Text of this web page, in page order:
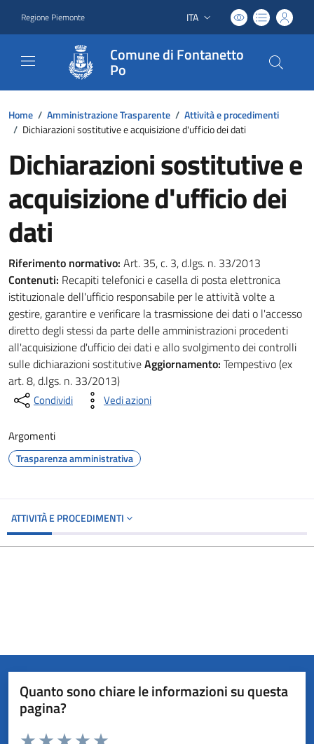
Regione Piemonte Lingua attiva:
ITA
Comune di Fontanetto
Po
Home / Amministrazione Trasparente / Attività e procedimenti
/ Dichiarazioni sostitutive e acquisizione d'ufficio dei dati
Dichiarazioni sostitutive e
acquisizione d'ufficio dei
dati
Riferimento normativo: Art. 35, c. 3, d.lgs. n. 33/2013
Contenuti: Recapiti telefonici e casella di posta elettronica
istituzionale dell'ufficio responsabile per le attività volte a
gestire, garantire e verificare la trasmissione dei dati o l'accesso
diretto degli stessi da parte delle amministrazioni procedenti
all'acquisizione d'ufficio dei dati e allo svolgimento dei controlli
sulle dichiarazioni sostitutiveAggiornamento: Tempestivo (ex
art. 8, d.lgs. n. 33/2013)
Condividi Vedi azioni
Argomenti
Trasparenza amministrativa
ATTIVITÀ E PROCEDIMENTI
Quanto sono chiare le informazioni su questa
pagina?
Valuta da 1 a 5 stelle la pagina